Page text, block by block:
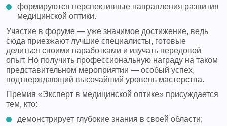
формируются перспективные направления развития
медицинской оптики.
Участие в форуме — уже значимое достижение, ведь
сюда приезжают лучшие специалисты, готовые
делиться своими наработками и изучать передовой
опыт. Но получить профессиональную награду на таком
представительном мероприятии — особый успех,
подтверждающий высочайший уровень мастерства.
Премия «Эксперт в медицинской оптике» присуждается
тем, кто:
демонстрирует глубокие знания в своей области;